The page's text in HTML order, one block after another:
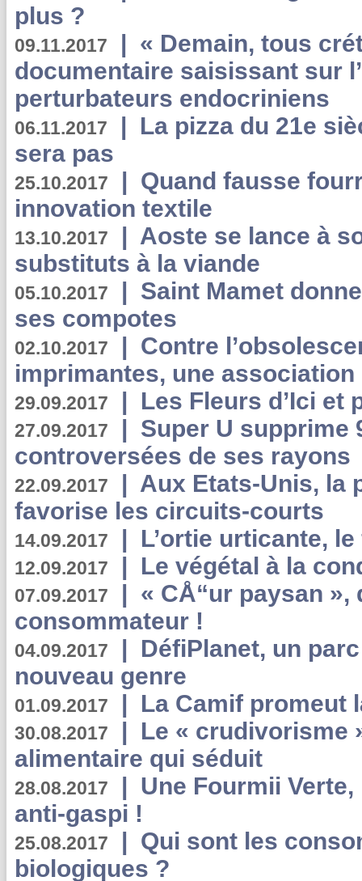
plus ?
09.11.2017 | « Demain, tous
documentaire saisissant sur
perturbateurs endocriniens
06.11.2017 | La pizza du 21e
sera pas
25.10.2017 | Quand fausse
innovation textile
13.10.2017 | Aoste se lance à
substituts à la viande
05.10.2017 | Saint Mamet
ses compotes
02.10.2017 | Contre
imprimantes, une
29.09.2017 | Les Fleurs d’Ici et
27.09.2017 | Super U supprime
controversées de ses rayons
22.09.2017 | Aux Etats-Unis, la
favorise les circuits-courts
14.09.2017 | L’ortie urticante,
12.09.2017 | Le végétal à la
07.09.2017 | « CÅ“ur paysan
consommateur !
04.09.2017 | DéfiPlanet, un
nouveau genre
01.09.2017 | La Camif promeut
30.08.2017 | Le « crudivorisme
alimentaire qui séduit
28.08.2017 | Une Fourmii
anti-gaspi !
25.08.2017 | Qui sont les
biologiques ?